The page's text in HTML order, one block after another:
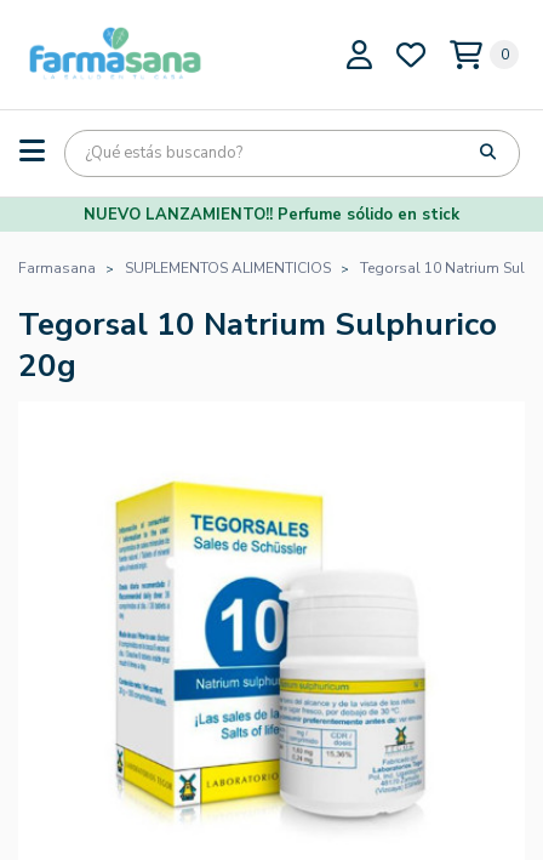
0
NUEVO LANZAMIENTO!! Perfume sólido en stick
Farmasana SUPLEMENTOS ALIMENTICIOS Tegorsal 10 Natrium
Tegorsal 10 Natrium Sulphurico
20g